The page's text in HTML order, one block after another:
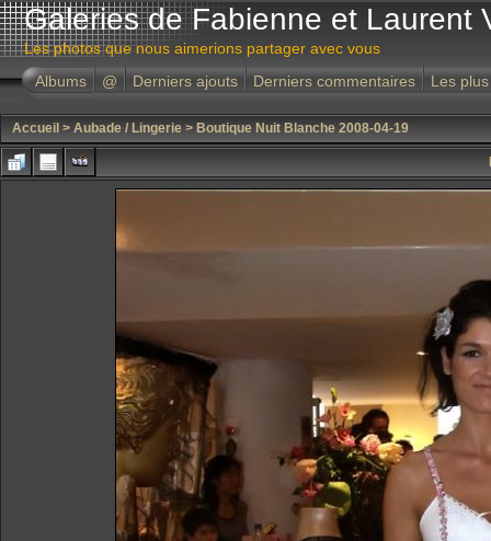
Galeries de Fabienne et Laurent
Les photos que nous aimerions partager avec vous
Albums
@ Derniers ajouts Derniers commentaires Les
Accueil > Aubade / Lingerie > Boutique Nuit Blanche 2008-04-19